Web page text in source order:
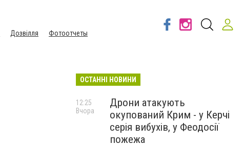
Дозвілля Фотоотчеты
ОСТАННІ НОВИНИ
Дрони атакують
окупований Крим - у Керчі
серія вибухів, у Феодосії
пожежа
12:25
Вчора